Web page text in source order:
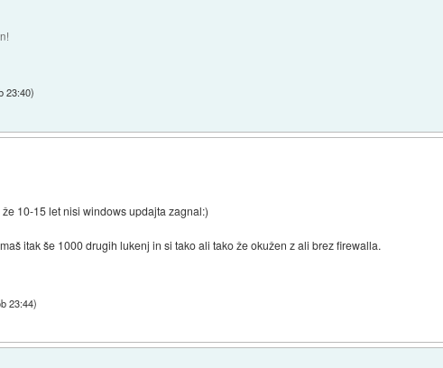
23:40)
10-15 let nisi windows updajta zagnal:)
itak še 1000 drugih lukenj in si tako ali tako že okužen z ali brez firewalla.
23:44)